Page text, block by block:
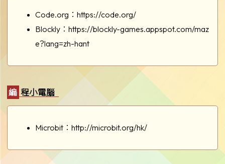
Code.org： https://code.org/
Blockly： https://blockly-games.appspot.com/maz
e?lang=zh-hant
編程小電腦
Microbit： http://microbit.org/hk/